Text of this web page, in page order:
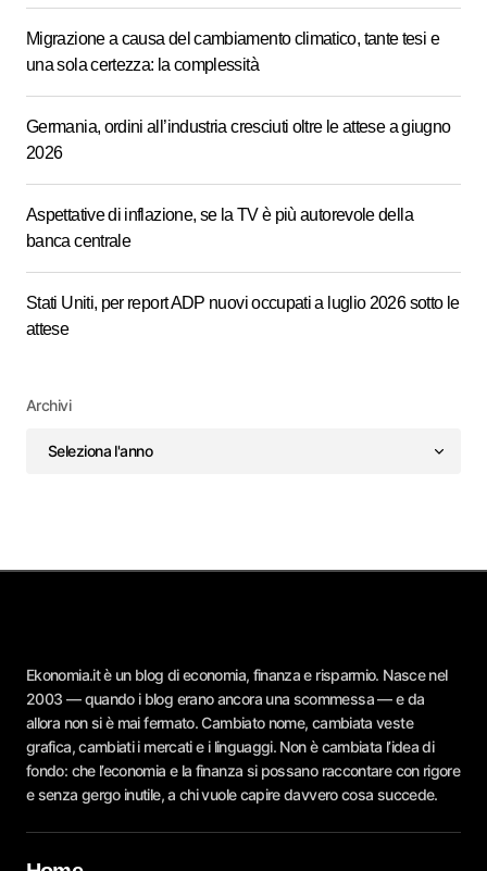
Migrazione a causa del cambiamento climatico, tante tesi e
una sola certezza: la complessità
Germania, ordini all’industria cresciuti oltre le attese a giugno
2026
Aspettative di inflazione, se la TV è più autorevole della
banca centrale
Stati Uniti, per report ADP nuovi occupati a luglio 2026 sotto le
attese
Archivi
Ekonomia.it è un blog di economia, finanza e risparmio. Nasce nel
2003 — quando i blog erano ancora una scommessa — e da
allora non si è mai fermato. Cambiato nome, cambiata veste
grafica, cambiati i mercati e i linguaggi. Non è cambiata l’idea di
fondo: che l’economia e la finanza si possano raccontare con rigore
e senza gergo inutile, a chi vuole capire davvero cosa succede.